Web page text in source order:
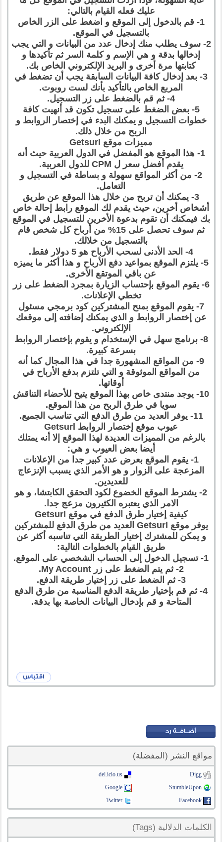
عليك فعله القيام بالتالي:
1- قم بالدخول إلى الموقع و اضغط على الزر الخاص
بالتسجيل في الموقع.
2- سوف يطلب منك إدخال عدد من البيانات و التي يجب
إدخالها بدقة و هي الإسم و كلمة السر ثم تأكيدها و
كتابتها مرة أخرى و البريد الإلكتروني الخاص بك.
3- بعد إدخال كافة البيانات السابقة يجب أن تضغط في
المربع الخاص بالتأكيد بأنك لست روبوت.
4- ثم قم بالضغط على زر التسجيل.
5- بعض الضغط على تسجيل تكون قد أنهيت كافة
خطوات التسجيل و يمكنك البدء في إختصار الروابط و
الربح من خلال ذلك.
مميزات موقع Getsurl
1- هذا الموقع هو المفضل في الدول العربية حيث أنه
يقدم أفضل سعر ل CPM للدول العربية.
2- من أكثر المواقع سهولة و بساطة في التسجيل و
التعامل.
3- يمكنك أن تربح من خلال هذا الموقع عن طريق
أشخاص أخرين، حيث يقدم لك الموقع رابط إحالة خاص
بك فيمكنك أن تقوم بدعوة الأخرين للتسجيل في الموقع
ثم سوف تحصل على 15% من أرباح كل شخص قام
بالتسجيل من خلالك.
4- الحد الأدنى لسحب الأرباح هو 5 دولار فقط.
5- يلتزم الموقع بمواعيد دفع الأرباح و هذا أكثر ما يميزه
عن باقي الموتقع الأخرى.
6- يقوم الموقع بإحتساب الزيارة بمجرد الضغط على زر
تخطي الإعلانات.
7- يقوم الموقع بمنح المشتركين كود برمجي مسئول
عن إختصار الروابط و الذي يمكنك إضافته إلى موقعك
الإلكتروني.
8- برنامج سهل في الإستخدام و يقوم بإختصار الروابط
بسرعة كبيرة.
9- من المواقع المشهورة جدا في هذا المجال كما أنه
من المواقع الموثوقة و التي تلتزم بدفع الأرباح في
أوقاتها.
10- يوجد منتدى خاص بهذا الموقع يتيح للأحضاء التناقش
سويا في طرق الربح من هذا الموقع.
11- يوفر العديد من طرق الدفع التي تناسب الجميع.
عيوب موقع إختصار الروابط Getsurl
بالرغم من المميزات العديدة لهذا الموقع إلا أنه يمتلك
أيضا بعض العيوب و هي:
1- يقوم الموقع بعرض عدد كبير جدا من الإعلانات
المزعجة على الزوار و هو الأمر الذي يسبب الإنزعاج
للعديدين.
2- يشترط الموقع الخضوع لكود التحقق الكابتشا، و هو
الامر الذي يعتبره الكثيرون مزعج جدا.
كيفية إختيار طرق الدفع في موقع Getsurl
يوفر موقع Getsurl العديد من طرق الدفع للمشتركين
و يمكن للمشترك إختيار الطريقة التي تناسبه أكثر عن
طريق القيام بالخطوات التالية:
1- تسجيل الدخول إلى الحساب الشخصي على الموقع.
2- ثم يتم الضغط على زر My Account.
3- ثم الضغط على زر إختيار طريقة الدفع.
4- ثم قم بإختيار طريقة الدفع المناسبة من طرق الدفع
المتاحة و قم بإدخال البيانات الخاصة بها بدقة.
مواقع النشر (المفضلة)
Digg
del.icio.us
StumbleUpon
Google
Facebook
Twitter
الكلمات الدلالية (Tags)